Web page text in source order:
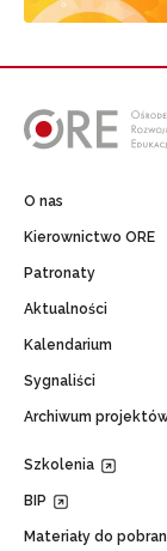
O nas
Kierownictwo ORE
Patronaty
Aktualności
Kalendarium
Sygnaliści
Archiwum
Szkolenia
BIP
Materiały do